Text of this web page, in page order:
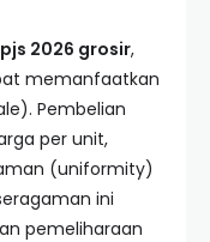
2026 grosir,
memanfaatkan
Pembelian
per unit,
(uniformity)
ini
pemeliharaan